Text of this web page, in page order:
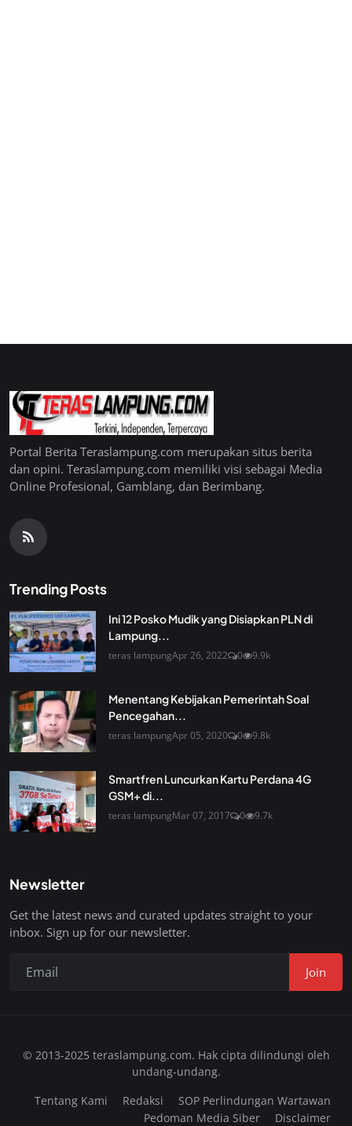
Portal Berita Teraslampung.com merupakan situs berita
dan opini. Teraslampung.com memiliki visi sebagai Media
Online Profesional, Gamblang, dan Berimbang.
Trending Posts
Ini 12 Posko Mudik yang Disiapkan PLN di
Lampung...
teras lampungApr 26, 2022 0 9.9k
Menentang Kebijakan Pemerintah Soal
Pencegahan...
teras lampungApr 05, 2020 0 9.8k
Smartfren Luncurkan Kartu Perdana 4G
GSM+ di...
teras lampungMar 07, 2017 0 9.7k
Newsletter
Get the latest news and curated updates straight to your
inbox. Sign up for our newsletter.
Join
© 2013-2025 teraslampung.com. Hak cipta dilindungi oleh
undang-undang.
Tentang Kami
Redaksi
SOP Perlindungan Wartawan
Pedoman Media Siber
Disclaimer